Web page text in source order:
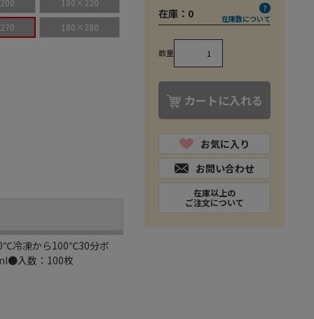
180×280
冷凍から100℃30分ボ
入数：100枚
在庫： 0 在庫数について
数量
カートに入れる
お気に入り
お問い合わせ
在庫以上の
ご注文について